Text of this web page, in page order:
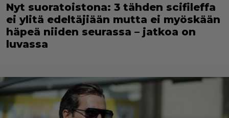
Nyt suoratoistona: 3 tähden scifileffa
ei ylitä edeltäjiään mutta ei myöskään
häpeä niiden seurassa – jatkoa on
luvassa